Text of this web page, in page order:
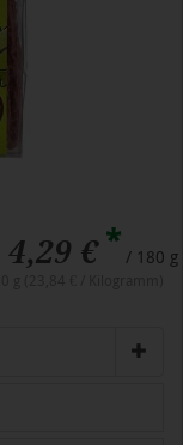
4,29 €* / 180 g